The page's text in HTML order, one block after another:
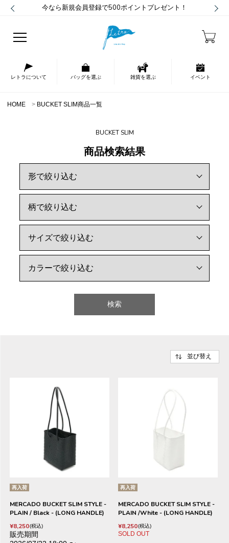
今なら新規会員登録で500ポイントプレゼント！
レトラについて バッグを選ぶ 雑貨を選ぶ イベント
HOME BUCKET SLIM商品一覧
BUCKET SLIM
商品検索結果
検索
並び替え
再入荷
MERCADO BUCKET SLIM STYLE -
PLAIN / Black - (LONG HANDLE)
¥8,250 税込
販売期間
再入荷
MERCADO BUCKET SLIM STYLE -
PLAIN /White - (LONG HANDLE)
¥8,250 税込
SOLD OUT